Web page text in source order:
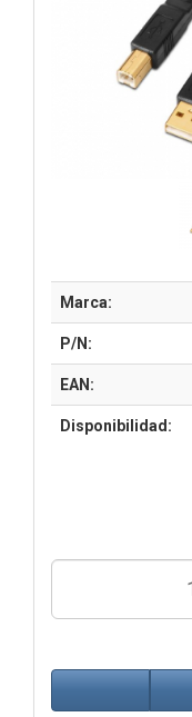
Marca:
P/N:
EAN:
Disponibilidad: